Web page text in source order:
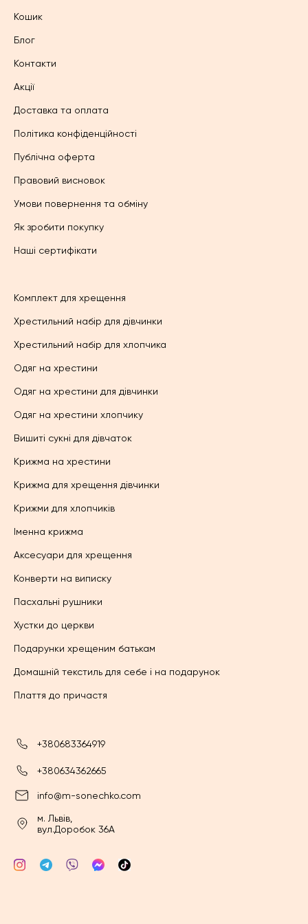
Кошик
Блог
Контакти
Акції
Доставка та оплата
Політика конфіденційності
Публічна оферта
Правовий висновок
Умови повернення та обміну
Як зробити покупку
Наші сертифікати
Комплект для хрещення
Хрестильний набір для дівчинки
Хрестильний набір для хлопчика
Одяг на хрестини
Одяг на хрестини для дівчинки
Одяг на хрестини хлопчику
Вишиті сукні для дівчаток
Крижма на хрестини
Крижма для хрещення дівчинки
Крижми для хлопчиків
Іменна крижма
Аксесуари для хрещення
Конверти на виписку
Пасхальні рушники
Хустки до церкви
Подарунки хрещеним батькам
Домашній текстиль для себе і на подарунок
Плаття до причастя
+380683364919
+380634362665
info@m-sonechko.com
м. Львів,
вул.Доробок 36А